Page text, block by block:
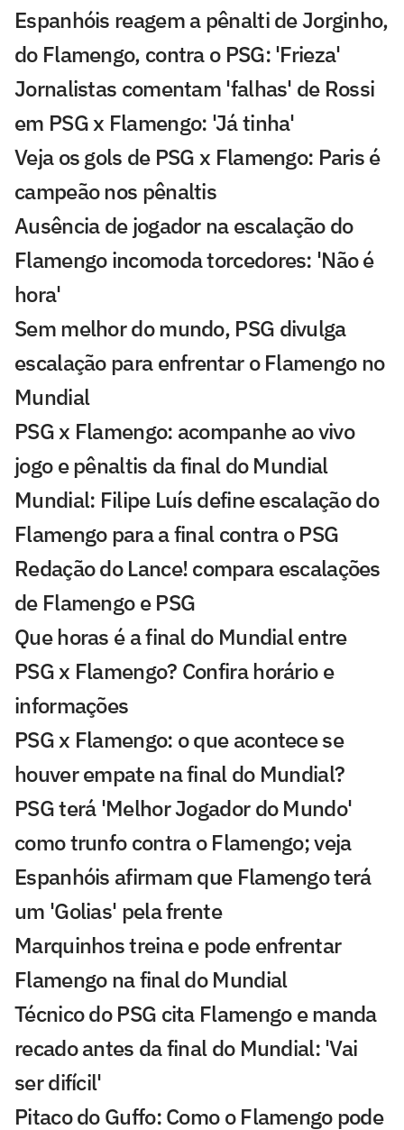
Espanhóis reagem a pênalti de Jorginho,
do Flamengo, contra o PSG: 'Frieza'
Jornalistas comentam 'falhas' de Rossi
em PSG x Flamengo: 'Já tinha'
Veja os gols de PSG x Flamengo: Paris é
campeão nos pênaltis
Ausência de jogador na escalação do
Flamengo incomoda torcedores: 'Não é
hora'
Sem melhor do mundo, PSG divulga
escalação para enfrentar o Flamengo no
Mundial
PSG x Flamengo: acompanhe ao vivo
jogo e pênaltis da final do Mundial
Mundial: Filipe Luís define escalação do
Flamengo para a final contra o PSG
Redação do Lance! compara escalações
de Flamengo e PSG
Que horas é a final do Mundial entre
PSG x Flamengo? Confira horário e
informações
PSG x Flamengo: o que acontece se
houver empate na final do Mundial?
PSG terá 'Melhor Jogador do Mundo'
como trunfo contra o Flamengo; veja
Espanhóis afirmam que Flamengo terá
um 'Golias' pela frente
Marquinhos treina e pode enfrentar
Flamengo na final do Mundial
Técnico do PSG cita Flamengo e manda
recado antes da final do Mundial: 'Vai
ser difícil'
Pitaco do Guffo: Como o Flamengo pode